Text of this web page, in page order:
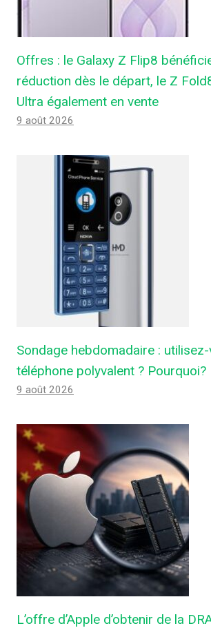
Offres : le Galaxy Z Flip8
réduction dès le départ, le Z
Ultra également en vente
9 août 2026
Sondage hebdomadaire :
téléphone polyvalent ? Pourquoi?
9 août 2026
L’offre d’Apple d’obtenir de la